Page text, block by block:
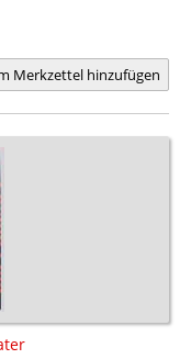
Merkzettel hinzufügen